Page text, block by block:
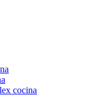
cocina